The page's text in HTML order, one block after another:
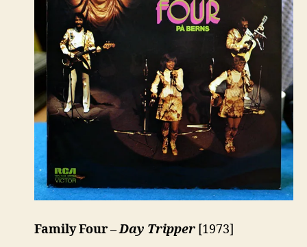
Family Four –Day Tripper [1973]